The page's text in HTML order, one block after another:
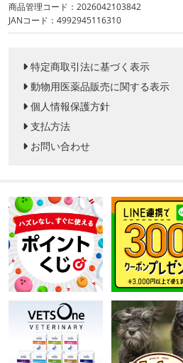
商品管理コード：2026042103842
JANコード：4992945116310
特定商取引法に基づく表示
動物用医薬品販売に関する表示
個人情報保護方針
支払方法
お問い合わせ